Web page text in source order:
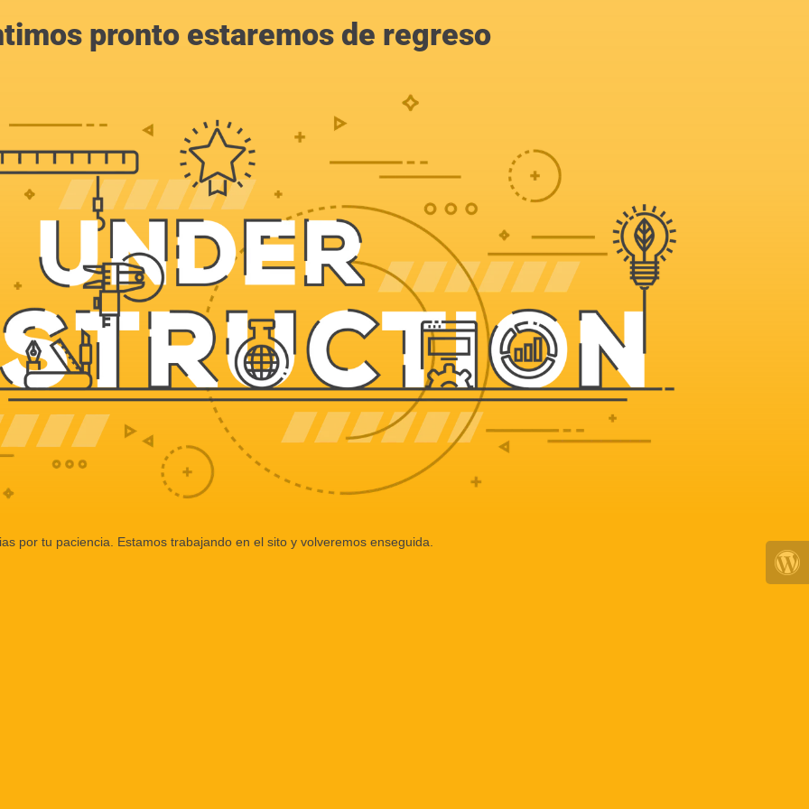
pronto estaremos de regreso
por tu paciencia. Estamos trabajando en el sito y volveremos enseguida.